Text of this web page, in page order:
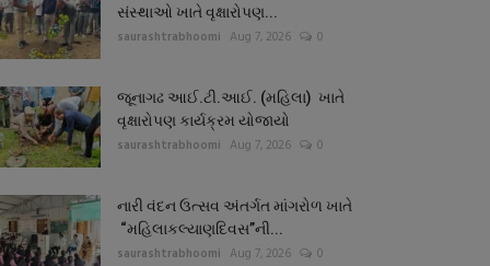
સંસ્થાઓ ખાતે વૃક્ષારોપણ...
saurashtrabhoomi Aug 7, 2026 0
જૂનાગઢ આઈ.ટી.આઈ. (મહિલા) ખાતે
વૃક્ષારોપણ કાર્યક્રમ યોજાયો
saurashtrabhoomi Aug 7, 2026 0
નારી વંદન ઉત્સવ અંતર્ગત માંગરોળ ખાતે
“મહિલાકલ્યાણદિવસ”ની...
saurashtrabhoomi Aug 7, 2026 0